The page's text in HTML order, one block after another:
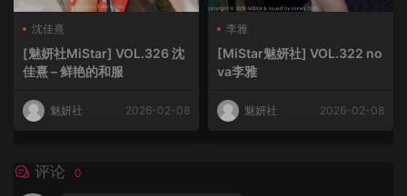
沈佳熹
[魅妍社MiStar] VOL.326 沈
佳熹 – 鲜艳的和服
魅妍社 2026-02-08
李雅
[MiStar魅妍社] VOL.322 no
va李雅
魅妍社 2026-02-08
评论 0